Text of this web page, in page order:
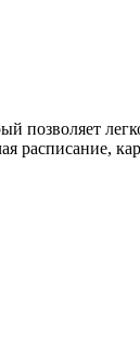
позволяет
расписание,